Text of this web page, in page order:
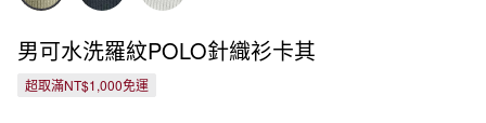
男可水洗羅紋POLO針織衫卡其
超取滿NT$1,000免運